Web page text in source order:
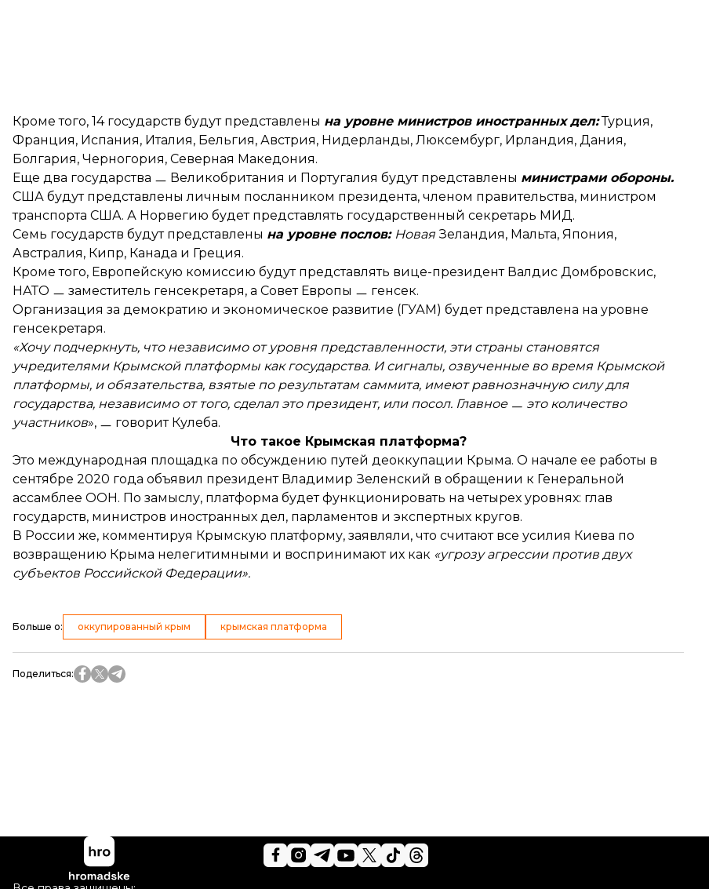
Кроме того, 14 государств будут представлены на уровне министров иностранных дел:Турция,
Франция, Испания, Италия, Бельгия, Австрия, Нидерланды, Люксембург, Ирландия, Дания,
Болгария, Черногория, Северная Македония.
Еще два государства ㅡ Великобритания и Португалия будут представлены министрами обороны.
США будут представлены личным посланником президента, членом правительства, министром
транспорта США. А Норвегию будет представлять государственный секретарь МИД.
Семь государств будут представлены на уровне послов: Новая Зеландия, Мальта, Япония,
Австралия, Кипр, Канада и Греция.
Кроме того, Европейскую комиссию будут представлять вице-президент Валдис Домбровскис,
НАТО ㅡ заместитель генсекретаря, а Совет Европы ㅡ генсек.
Организация за демократию и экономическое развитие (ГУАМ) будет представлена на уровне
генсекретаря.
«Хочу подчеркнуть, что независимо от уровня представленности, эти страны становятся
учредителями Крымской платформы как государства. И сигналы, озвученные во время Крымской
платформы, и обязательства, взятые по результатам саммита, имеют равнозначную силу для
государства, независимо от того, сделал это президент, или посол. Главное ㅡ это количество
участников», ㅡ говорит Кулеба.
Что такое Крымская платформа?
Это международная площадка по обсуждению путей деоккупации Крыма. О начале ее работы в
сентябре 2020 года объявил президент Владимир Зеленский в обращении к Генеральной
ассамблее ООН. По замыслу, платформа будет функционировать на четырех уровнях: глав
государств, министров иностранных дел, парламентов и экспертных кругов.
В России же, комментируя Крымскую платформу, заявляли, что считают все усилия Киева по
возвращению Крыма нелегитимными и воспринимают их как «угрозу агрессии против двух
субъектов Российской Федерации».
Больше о: оккупированный крым крымская платформа
Поделиться: